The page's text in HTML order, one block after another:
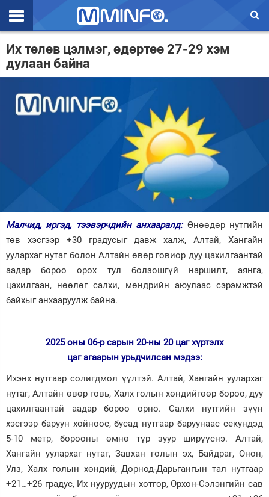
Эхлэл
Цаг агаар
Валют ханш
Улс төр
Нийгэм
Дэлхий
Зурхай
Их төлөв цэлмэг, өдөртөө 27-29 хэм
дулаан байна
Малчид, иргэд, тээвэрчдийн анхааралд: Өнөөдөр нутгийн
төв хэсгээр +30 градусыг давж халж, Алтай, Хангайн
уулархаг нутаг болон Алтайн өвөр говиор дуу цахилгаантай
аадар бороо орох тул болзошгүй наршилт, аянга,
цахилгаан, нөөлөг салхи, мөндрийн аюулаас сэрэмжтэй
байхыг анхааруулж байна.
2025 оны 06-р сарын 20-ны 20 цаг хүртэлх
цаг агаарын урьдчилсан мэдээ:
Ихэнх нутгаар солигдмол үүлтэй. Алтай, Хангайн уулархаг
нутаг, Алтайн өвөр говь, Халх голын хөндийгөөр бороо, дуу
цахилгаантай аадар бороо орно. Салхи нутгийн зүүн
хэсгээр баруун хойноос, бусад нутгаар баруунаас секундэд
5-10 метр, борооны өмнө түр зуур ширүүснэ. Алтай,
Хангайн уулархаг нутаг, Завхан голын эх, Байдраг, Онон,
Улз, Халх голын хөндий, Дорнод-Дарьгангын тал нутгаар
+21…+26 градус, Их нууруудын хотгор, Орхон-Сэлэнгийн сав